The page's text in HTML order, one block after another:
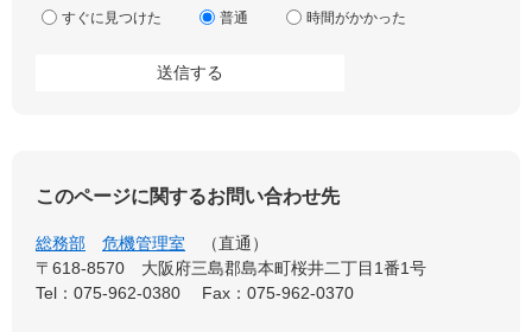
すぐに見つけた
普通 時間がかかった
このページに関するお問い合わせ先
総務部 危機管理室
直通
〒618-8570
大阪府三島郡島本町桜井二丁目1番1号
Tel：075-962-0380
Fax：075-962-0370